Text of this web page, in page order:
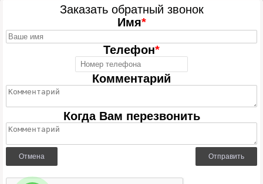
Заказать обратный звонок
Имя*
Телефон*
Комментарий
Когда Вам перезвонить
Отмена Отправить